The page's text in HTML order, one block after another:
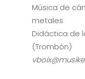
Música de
metales
Didáctica de
(Trombón)